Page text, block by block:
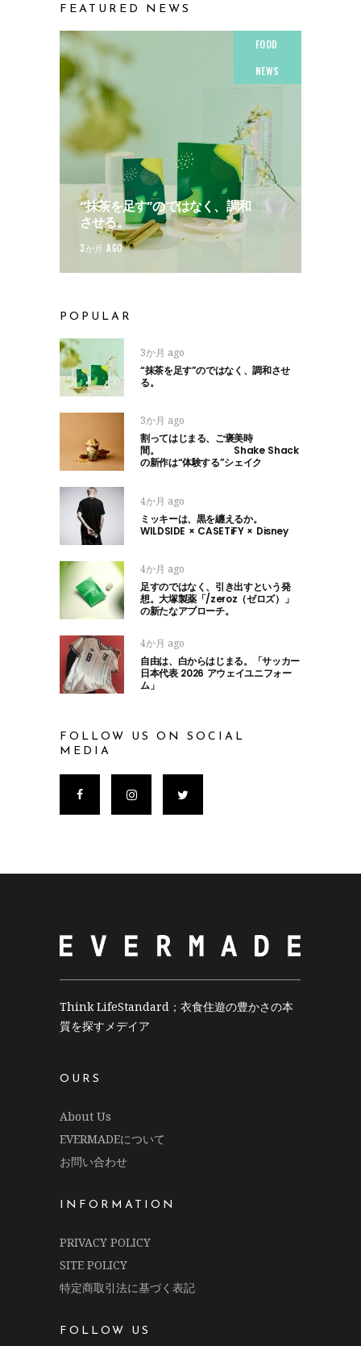
FEATURED NEWS
FOOD
NEWS
“抹茶を足す”のではなく、調和
させる。
3か月 AGO
POPULAR
3か月 ago
“抹茶を足す”のではなく、調和させ
る。
3か月 ago
割ってはじまる、ご褒美時
間。 Shake Shack
の新作は“体験する”シェイク
4か月 ago
ミッキーは、黒を纏えるか。
WILDSIDE × CASETiFY × Disney
4か月 ago
足すのではなく、引き出すという発
想。大塚製薬「/zeroz（ゼロズ）」
の新たなアプローチ。
4か月 ago
自由は、白からはじまる。「サッカー
日本代表 2026 アウェイユニフォー
ム」
FOLLOW US ON SOCIAL
MEDIA
Think LifeStandard；衣食住遊の豊かさの本
質を探すメデイア
OURS
About Us
EVERMADEについて
お問い合わせ
INFORMATION
PRIVACY POLICY
SITE POLICY
特定商取引法に基づく表記
FOLLOW US